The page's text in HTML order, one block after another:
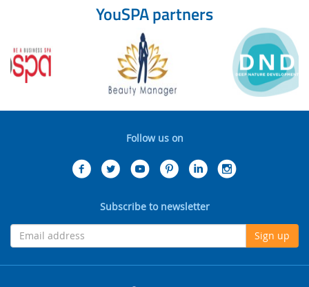
YouSPA partners
Follow us on
Subscribe to newsletter
Sign up